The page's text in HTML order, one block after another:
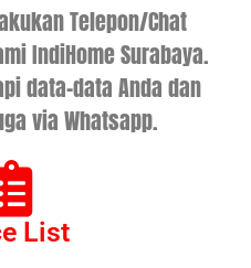
Telepon/Chat
IndiHome Surabaya.
data-data Anda dan
via Whatsapp.
List